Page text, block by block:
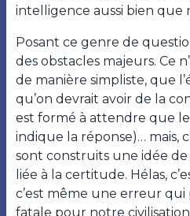
intelligence aussi bien que
Posant ce genre de
des obstacles majeurs. Ce
de manière simpliste, que
qu’on devrait avoir de la
est formé à attendre que
indique la réponse)… mais,
sont construits une idée
liée à la certitude. Hélas,
c’est même une erreur
fatale pour notre